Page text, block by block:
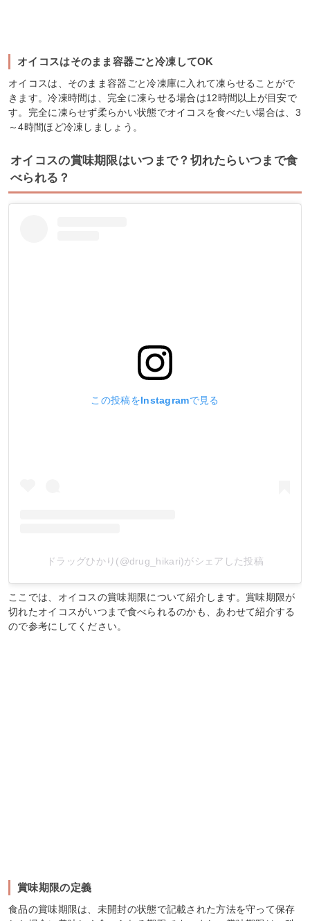
オイコスはそのまま容器ごと冷凍してOK
オイコスは、そのまま容器ごと冷凍庫に入れて凍らせることがで
きます。冷凍時間は、完全に凍らせる場合は12時間以上が目安で
す。完全に凍らせず柔らかい状態でオイコスを食べたい場合は、3
～4時間ほど冷凍しましょう。
オイコスの賞味期限はいつまで？切れたらいつまで食
べられる？
この投稿をInstagramで見る
ドラッグひかり(@drug_hikari)がシェアした投稿
ここでは、オイコスの賞味期限について紹介します。賞味期限が
切れたオイコスがいつまで食べられるのかも、あわせて紹介する
ので参考にしてください。
賞味期限の定義
食品の賞味期限は、未開封の状態で記載された方法を守って保存